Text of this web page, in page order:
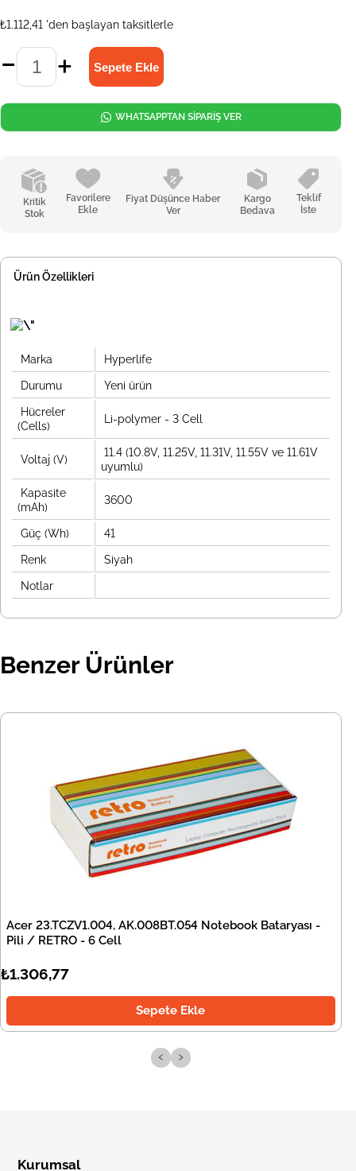
₺1.112,41 'den başlayan taksitlerle
Kritik
Stok
Favorilere
Ekle
Fiyat Düşünce Haber
Ver
Kargo
Bedava
Teklif
İste
WHATSAPPTAN SİPARİŞ VER
Ürün Özellikleri
Marka Hyperlife
Durumu Yeni ürün
Hücreler
(Cells)
Li-polymer - 3 Cell
Voltaj (V)
11.4 (10.8V, 11.25V, 11.31V, 11.55V ve 11.61V
uyumlu)
Kapasite
(mAh)
3600
Güç (Wh) 41
Renk Siyah
Notlar
Benzer Ürünler
Acer 23.TCZV1.004, AK.008BT.054 Notebook Bataryası -
Pili / RETRO - 6 Cell
₺1.306,77
Sepete Ekle
‹ ›
Kurumsal